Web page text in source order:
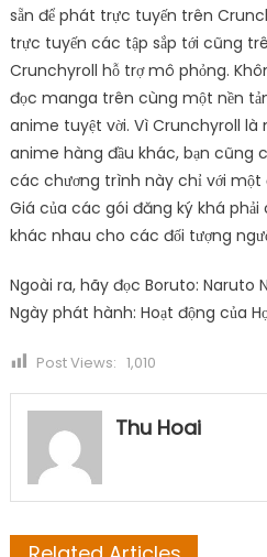
sẵn để phát trực tuyến trên
trực tuyến các tập sắp tới cũng
Crunchyroll hỗ trợ mô phỏng.
đọc manga trên cùng một nền
anime tuyệt vời. Vì Crunchyroll
anime hàng đầu khác, bạn cũng
các chương trình này chỉ với
Giá của các gói đăng ký khá
khác nhau cho các đối tượng
Ngoài ra, hãy đọc Boruto: Naruto
Ngày phát hành: Hoạt động của
Post Views: 1,010
Thu Hoai